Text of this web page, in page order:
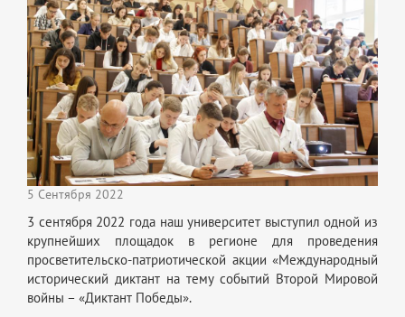
5 Сентября 2022
3 сентября 2022 года наш университет выступил одной из
крупнейших площадок в регионе для проведения
просветительско-патриотической акции «Международный
исторический диктант на тему событий Второй Мировой
войны – «Диктант Победы».